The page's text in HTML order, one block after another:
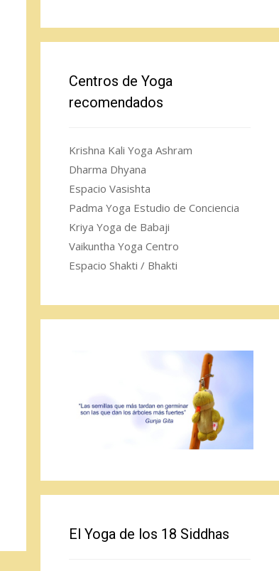
Centros de Yoga
recomendados
Krishna Kali Yoga Ashram
Dharma Dhyana
Espacio Vasishta
Padma Yoga Estudio de Conciencia
Kriya Yoga de Babaji
Vaikuntha Yoga Centro
Espacio Shakti / Bhakti
El Yoga de los 18 Siddhas